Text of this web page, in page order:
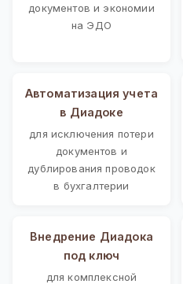
документов и экономии
на ЭДО
Автоматизация учета
в Диадоке
для исключения потери
документов и
дублирования проводок
в бухгалтерии
Внедрение Диадока
под ключ
для комплексной